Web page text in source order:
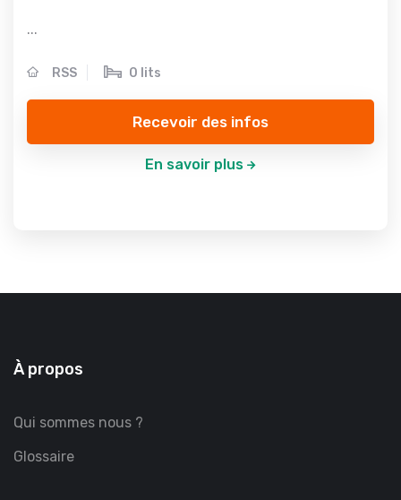
...
RSS 0 lits
Recevoir des infos
En savoir plus
À propos
Qui sommes nous ?
Glossaire